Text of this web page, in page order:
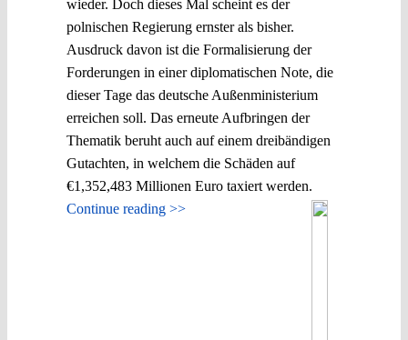
wieder. Doch dieses Mal scheint es der
polnischen Regierung ernster als bisher.
Ausdruck davon ist die Formalisierung der
Forderungen in einer diplomatischen Note, die
dieser Tage das deutsche Außenministerium
erreichen soll. Das erneute Aufbringen der
Thematik beruht auch auf einem dreibändigen
Gutachten, in welchem die Schäden auf
€1,352,483 Millionen Euro taxiert werden.
Continue reading >>